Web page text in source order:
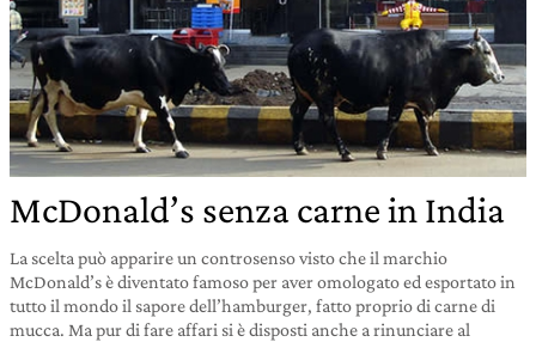
McDonald’s senza carne in India
La scelta può apparire un controsenso visto che il marchio
McDonald’s è diventato famoso per aver omologato ed esportato in
tutto il mondo il sapore dell’hamburger, fatto proprio di carne di
mucca. Ma pur di fare affari si è disposti anche a rinunciare al